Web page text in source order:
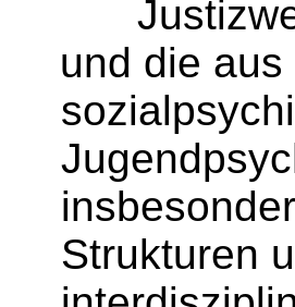
und die
Strukturen